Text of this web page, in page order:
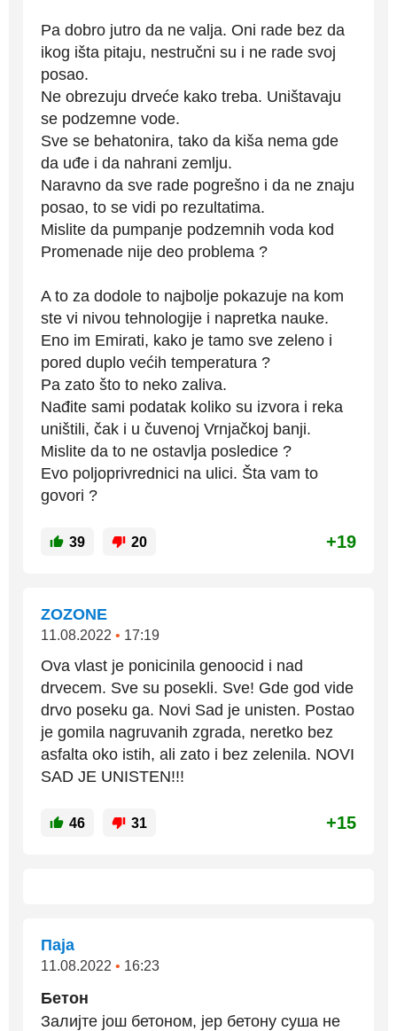
Pa dobro jutro da ne valja. Oni rade bez da
ikog išta pitaju, nestručni su i ne rade svoj
posao.
Ne obrezuju drveće kako treba. Uništavaju
se podzemne vode.
Sve se behatonira, tako da kiša nema gde
da uđe i da nahrani zemlju.
Naravno da sve rade pogrešno i da ne znaju
posao, to se vidi po rezultatima.
Mislite da pumpanje podzemnih voda kod
Promenade nije deo problema ?
A to za dodole to najbolje pokazuje na kom
ste vi nivou tehnologije i napretka nauke.
Eno im Emirati, kako je tamo sve zeleno i
pored duplo većih temperatura ?
Pa zato što to neko zaliva.
Nađite sami podatak koliko su izvora i reka
uništili, čak i u čuvenoj Vrnjačkoj banji.
Mislite da to ne ostavlja posledice ?
Evo poljoprivrednici na ulici. Šta vam to
govori ?
39 20 +19
ZOZONE
11.08.2022 • 17:19
Ova vlast je ponicinila genoocid i nad
drvecem. Sve su posekli. Sve! Gde god vide
drvo poseku ga. Novi Sad je unisten. Postao
je gomila nagruvanih zgrada, neretko bez
asfalta oko istih, ali zato i bez zelenila. NOVI
SAD JE UNISTEN!!!
46 31 +15
Паја
11.08.2022 • 16:23
Бетон
Залијте још бетоном, јер бетону суша не